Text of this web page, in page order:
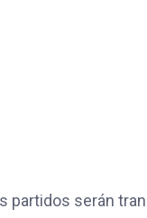
partidos serán